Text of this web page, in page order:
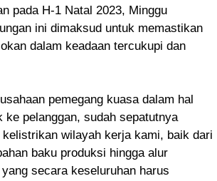
pada H-1 Natal 2023, Minggu
ini dimaksud untuk memastikan
dalam keadaan tercukupi dan
pemegang kuasa dalam hal
ke pelanggan, sudah sepatutnya
wilayah kerja kami, baik dari
baku produksi hingga alur
secara keseluruhan harus